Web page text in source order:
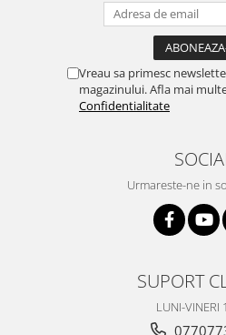
Vreau sa primesc
magazinului. Afla mai
Confidentialitate
Urmareste-ne in
SUPORT
LUNI-VINERI